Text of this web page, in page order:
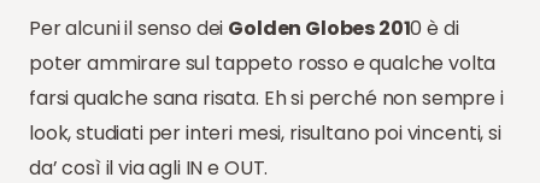
Per alcuni il senso dei Golden Globes 2010 è di
poter ammirare sul tappeto rosso e qualche volta
farsi qualche sana risata. Eh si perché non sempre i
look, studiati per interi mesi, risultano poi vincenti, si
da’ così il via agli IN e OUT.